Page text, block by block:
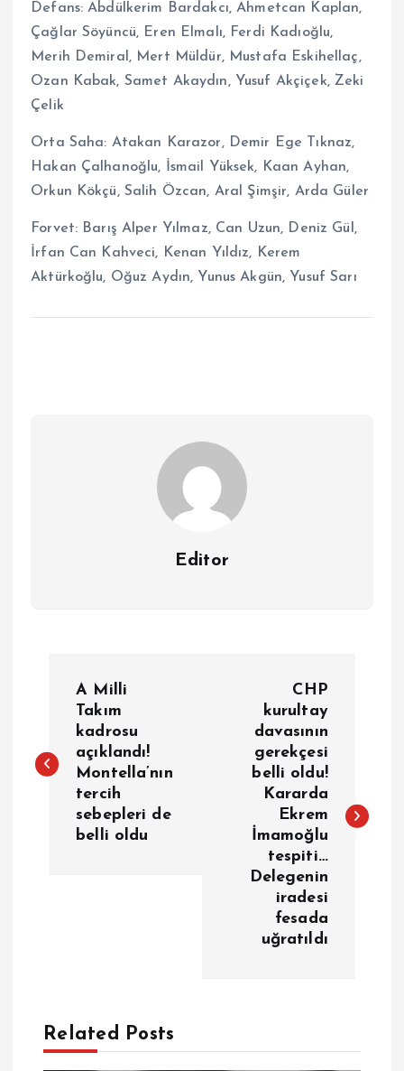
Defans: Abdülkerim Bardakcı, Ahmetcan Kaplan,
Çağlar Söyüncü, Eren Elmalı, Ferdi Kadıoğlu,
Merih Demiral, Mert Müldür, Mustafa Eskihellaç,
Ozan Kabak, Samet Akaydın, Yusuf Akçiçek, Zeki
Çelik
Orta Saha: Atakan Karazor, Demir Ege Tıknaz,
Hakan Çalhanoğlu, İsmail Yüksek, Kaan Ayhan,
Orkun Kökçü, Salih Özcan, Aral Şimşir, Arda Güler
Forvet: Barış Alper Yılmaz, Can Uzun, Deniz Gül,
İrfan Can Kahveci, Kenan Yıldız, Kerem
Aktürkoğlu, Oğuz Aydın, Yunus Akgün, Yusuf Sarı
Editor
z
n
A Milli
Takım
kadrosu
açıklandı!
Montella’nın
tercih
sebepleri de
belli oldu
CHP
kurultay
davasının
gerekçesi
belli oldu!
Kararda
Ekrem
İmamoğlu
tespiti…
Delegenin
iradesi
fesada
uğratıldı
Related Posts